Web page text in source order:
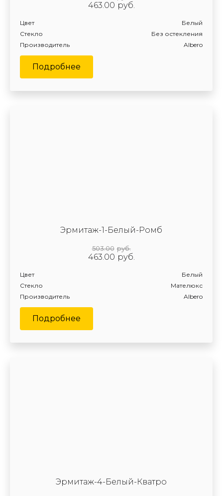
руб.
463.00
Цвет Белый
Производитель Albero
Стекло Без остекления
Подробнее
Эрмитаж-1-Белый-Ромб
руб.
503.00
руб.
463.00
Цвет Белый
Производитель Albero
Стекло Мателюкс
Подробнее
Эрмитаж-4-Белый-Кватро